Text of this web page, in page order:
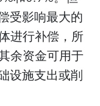
受影响最大的
进行补偿，所
余资金可用于
设施支出或削